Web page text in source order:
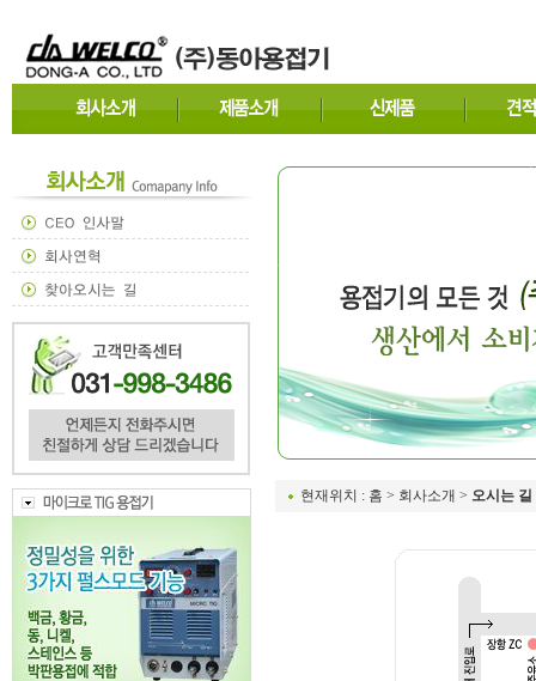
현재위치 : 홈 > 회사소개 > 오시는 길